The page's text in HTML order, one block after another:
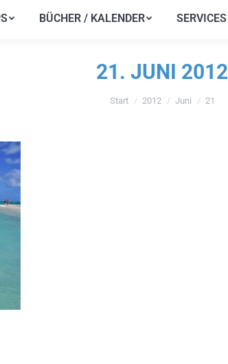
BÜCHER / KALENDER SERVICES
21. JUNI 2012
Sie befinden sich hier:
Start 2012 Juni 21
BÜCHER / KALENDER SERVICES